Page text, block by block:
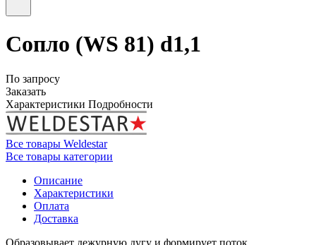
Сопло (WS 81) d1,1
По запросу
Заказать
Характеристики Подробности
Все товары Weldestar
Все товары категории
Описание
Характеристики
Оплата
Доставка
Образовывает дежурную дугу и формирует поток